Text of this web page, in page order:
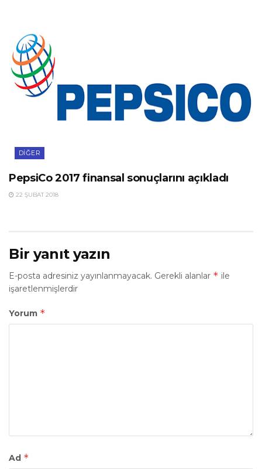
DIĞER
PepsiCo 2017 finansal sonuçlarını açıkladı
22 ŞUBAT 2018
Bir yanıt yazın
E-posta adresiniz yayınlanmayacak. Gerekli alanlar * ile
işaretlenmişlerdir
Yorum *
Ad *